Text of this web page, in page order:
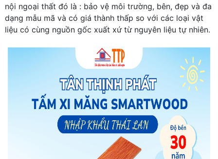
nội ngoại thất đó là : bảo vệ môi trường, bên, đẹp và đa
dạng mẫu mã và có giá thành thấp so với các loại vật
liệu có cùng nguồn gốc xuất xứ từ nguyên liệu tự nhiên.